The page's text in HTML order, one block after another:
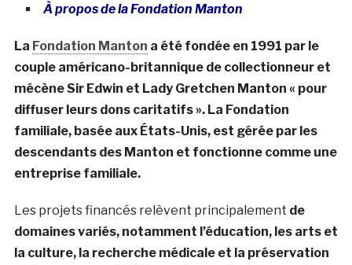
À propos de la Fondation Manton
La Fondation Manton a été fondée en 1991 par le
couple américano-britannique de collectionneur et
mécène Sir Edwin et Lady Gretchen Manton « pour
diffuser leurs dons caritatifs ». La Fondation
familiale, basée aux États-Unis, est gérée par les
descendants des Manton et fonctionne comme une
entreprise familiale.
Les projets financés relèvent principalement de
domaines variés, notamment l’éducation, les arts et
la culture, la recherche médicale et la préservation